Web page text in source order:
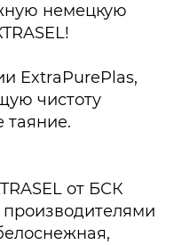
немецкую
ExtraPurePlas,
чистоту
таяние.
от БСК
производителями